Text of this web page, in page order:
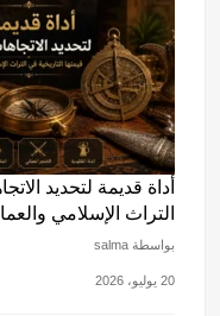
أداة قديمة لتحديد
التراث الإسلامي
بواسطة salma
20 يوليو، 2026